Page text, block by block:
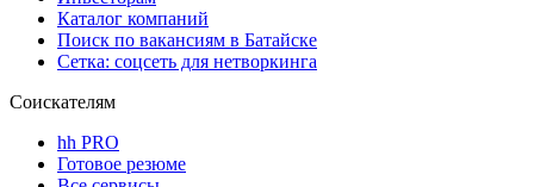
Каталог компаний
Поиск по вакансиям в Батайске
Сетка: соцсеть для нетворкинга
Соискателям
hh PRO
Готовое резюме